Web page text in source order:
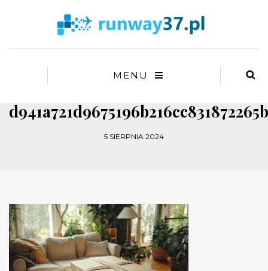
MENU
d941a721d9675196b216cc831872265b
5 SIERPNIA 2024